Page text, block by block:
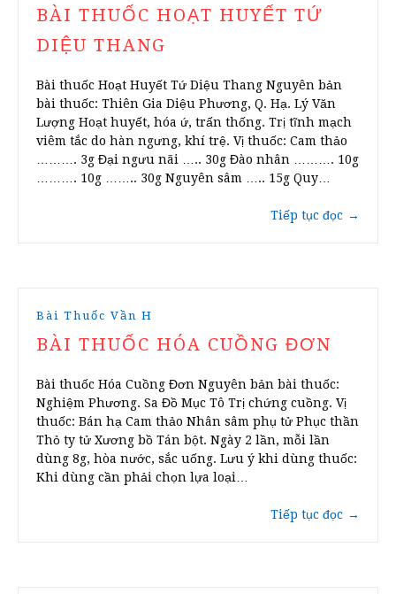
BÀI THUỐC HOẠT HUYẾT TỨ
DIỆU THANG
Bài thuốc Hoạt Huyết Tứ Diệu Thang Nguyên bản
bài thuốc: Thiên Gia Diệu Phương, Q. Hạ. Lý Văn
Lượng Hoạt huyết, hóa ứ, trấn thống. Trị tĩnh mạch
viêm tắc do hàn ngưng, khí trệ. Vị thuốc: Cam thảo
………. 3g Đại ngưu nãi ….. 30g Đào nhân ………. 10g
………. 10g …….. 30g Nguyên sâm ….. 15g Quy…
Tiếp tục đọc →
Bài Thuốc Vần H
BÀI THUỐC HÓA CUỒNG ĐƠN
Bài thuốc Hóa Cuồng Đơn Nguyên bản bài thuốc:
Nghiệm Phương. Sa Đồ Mục Tô Trị chứng cuồng. Vị
thuốc: Bán hạ Cam thảo Nhân sâm phụ tử Phục thần
Thỏ ty tử Xương bồ Tán bột. Ngày 2 lần, mỗi lần
dùng 8g, hòa nước, sắc uống. Lưu ý khi dùng thuốc:
Khi dùng cần phải chọn lựa loại…
Tiếp tục đọc →